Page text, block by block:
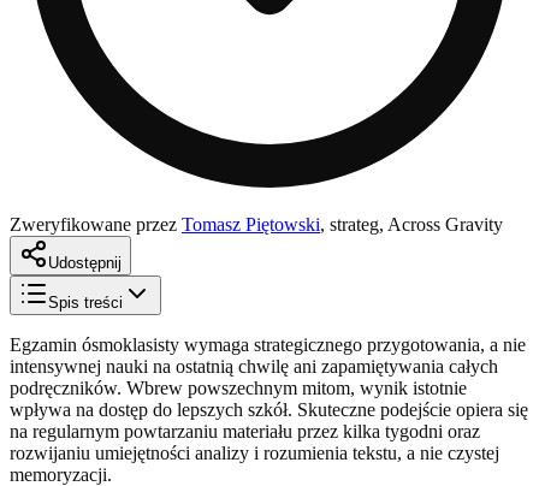
Zweryfikowane przez Tomasz Piętowski, strateg, Across Gravity
Udostępnij
Spis treści
Egzamin ósmoklasisty wymaga strategicznego przygotowania, a nie
intensywnej nauki na ostatnią chwilę ani zapamiętywania całych
podręczników. Wbrew powszechnym mitom, wynik istotnie
wpływa na dostęp do lepszych szkół. Skuteczne podejście opiera się
na regularnym powtarzaniu materiału przez kilka tygodni oraz
rozwijaniu umiejętności analizy i rozumienia tekstu, a nie czystej
memoryzacji.